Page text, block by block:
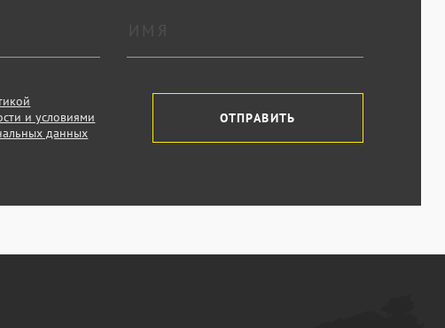
и условиями
данных
ОТПРАВИТЬ